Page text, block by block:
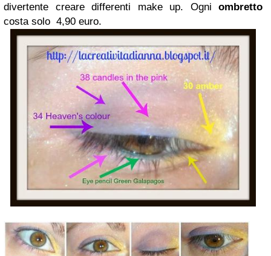
divertente creare differenti make up. Ogni ombretto
costa solo 4,90 euro.